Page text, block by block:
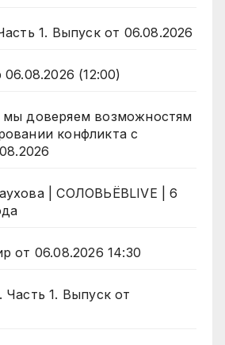
1. Выпуск от 06.08.2026
(12:00)
доверяем возможностям
конфликта с
| СОЛОВЬЁВLIVE | 6
от 06.08.2026 14:30
1. Выпуск от